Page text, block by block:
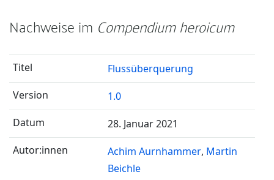
Nachweise im Compendium heroicum
Flussüberquerung
1.0
28. Januar 2021
Achim Aurnhammer Martin
Beichle